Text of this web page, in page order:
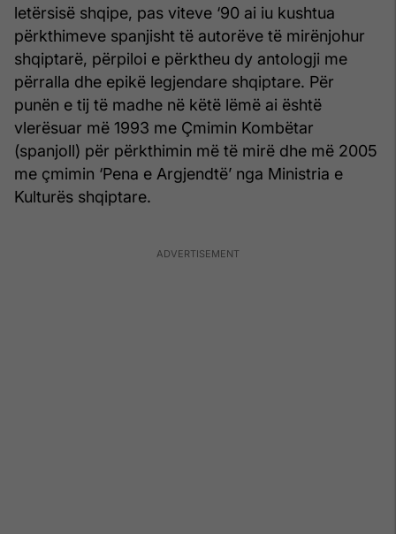
letërsisë shqipe, pas viteve ‘90 ai iu kushtua
përkthimeve spanjisht të autorëve të mirënjohur
shqiptarë, përpiloi e përktheu dy antologji me
përralla dhe epikë legjendare shqiptare. Për
punën e tij të madhe në këtë lëmë ai është
vlerësuar më 1993 me Çmimin Kombëtar
(spanjoll) për përkthimin më të mirë dhe më 2005
me çmimin ‘Pena e Argjendtë’ nga Ministria e
Kulturës shqiptare.